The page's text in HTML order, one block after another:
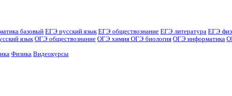
базовый ЕГЭ русский язык ЕГЭ обществознание ЕГЭ литература ЕГЭ
язык ОГЭ обществознание ОГЭ химия ОГЭ биология ОГЭ информатика
Физика Видеокурсы